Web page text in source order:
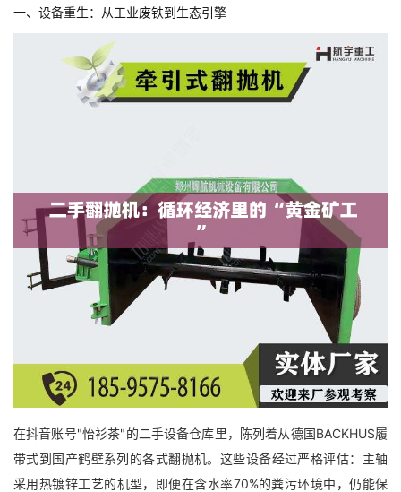
一、设备重生：从工业废铁到生态引擎
在抖音账号"怡衫茶"的二手设备仓库里，陈列着从德国BACKHUS履
带式到国产鹤壁系列的各式翻抛机。这些设备经过严格评估：主轴
采用热镀锌工艺的机型，即便在含水率70%的粪污环境中，仍能保